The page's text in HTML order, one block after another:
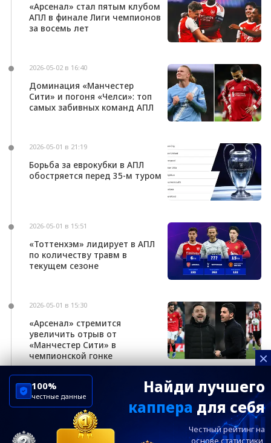
«Арсенал» стал пятым клубом
АПЛ в финале Лиги чемпионов
за восемь лет
2026-05-02 в 16:40
Доминация «Манчестер
Сити» и погоня «Челси»: топ
самых забивных команд АПЛ
2026-05-01 в 21:19
Борьба за еврокубки в АПЛ
обостряется перед 35-м туром
2026-05-01 в 15:51
«Тоттенхэм» лидирует в АПЛ
по количеству травм в
текущем сезоне
2026-05-01 в 15:30
«Арсенал» стремится
увеличить отрыв от
«Манчестер Сити» в
чемпионской гонке
×
Найди лучшего
каппера для себя
Честный рейтинг на
основе статистики,
100%
честные данные
ChelseaBluesRu
ФК Челси
Посетителям
Информация